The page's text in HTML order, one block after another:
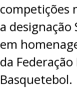
competições
a designação
em
da
Basquetebol.